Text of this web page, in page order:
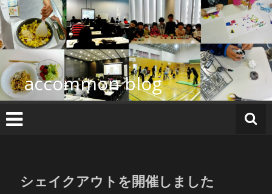
コ
ン
テ
ン
ツ
へ
ス
キ
ッ
accommon blog
シェイクアウトを開催しました